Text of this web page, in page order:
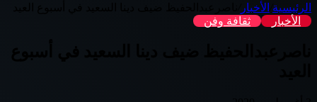
الرئيسية الأخبار
الأخبار
ثقافة وفن